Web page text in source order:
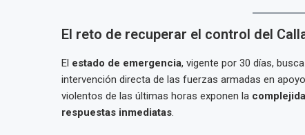
El reto de recuperar el control del
El estado de emergencia, vigente por 30 días, busca
intervención directa de las fuerzas armadas en
violentos de las últimas horas exponen la
respuestas inmediatas.